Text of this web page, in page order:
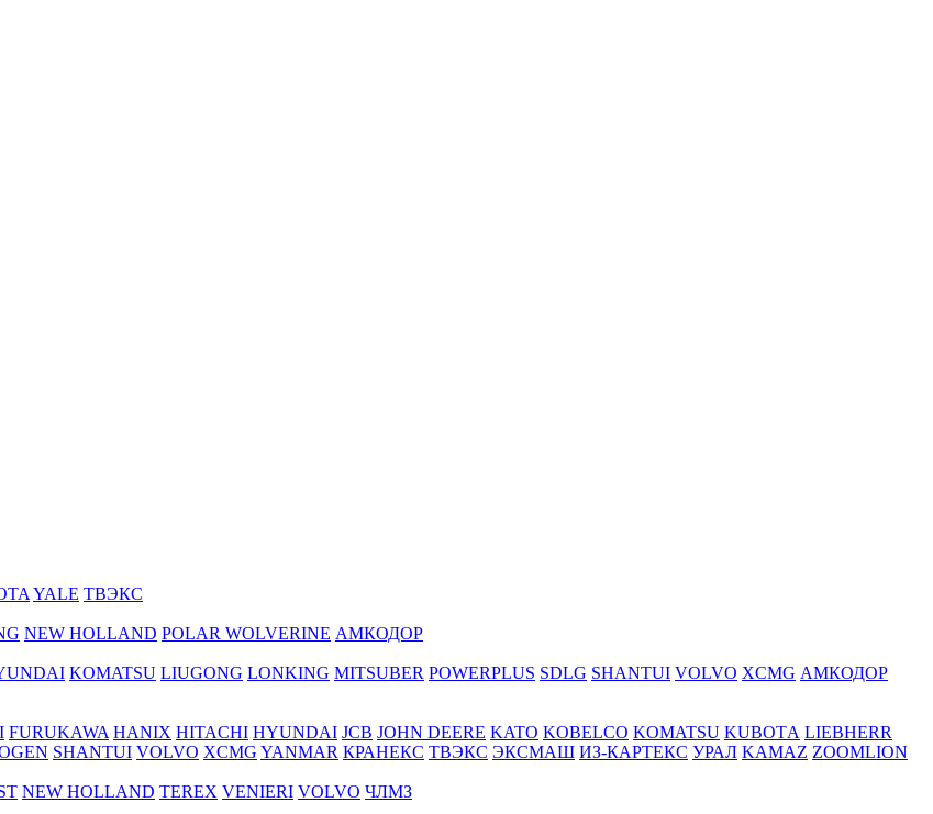
YALE ТВЭКС
NEW HOLLAND POLAR WOLVERINE АМКОДОР
KOMATSU LIUGONG LONKING MITSUBER POWERPLUS SDLG SHANTUI VOLVO XCMG АМКОДОР
FURUKAWA HANIX HITACHI HYUNDAI JCB JOHN DEERE KATO KOBELCO KOMATSU KUBOTА LIEBHERR
SHANTUI VOLVO XCMG YANMAR КРАНЕКС ТВЭКС ЭКСМАШ ИЗ-КАРТЕКС УРАЛ KAMAZ ZOOMLION
NEW HOLLAND TEREX VENIERI VOLVO ЧЛМЗ